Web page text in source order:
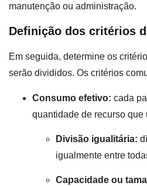
manutenção ou administração.
Definição dos critérios
Em seguida, determine os
serão divididos. Os critérios
Consumo efetivo: cada
quantidade de recurso que
Divisão igualitária:
igualmente entre
Capacidade ou